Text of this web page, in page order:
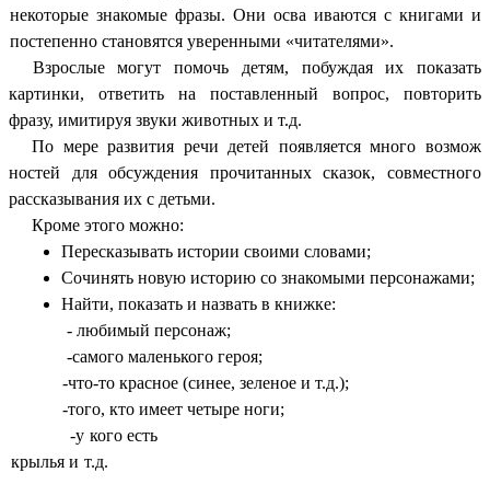
некоторые знакомые фразы. Они осва иваются с книгами и
постепенно становятся уверенными «читателями».
Взрослые могут помочь детям, побуждая их показать
картинки, ответить на поставленный вопрос, повторить
фразу, имитируя звуки животных и т.д.
По мере развития речи детей появляется много возмож
ностей для обсуждения прочитанных сказок, совместного
рассказывания их с детьми.
Кроме этого можно:
Пересказывать истории своими словами;
Сочинять новую историю со знакомыми персонажами;
Найти, показать и назвать в книжке:
- любимый персонаж;
-самого маленького героя;
-что-то красное (синее, зеленое и т.д.);
-того, кто имеет четыре ноги;
-у кого есть
крылья и т.д.